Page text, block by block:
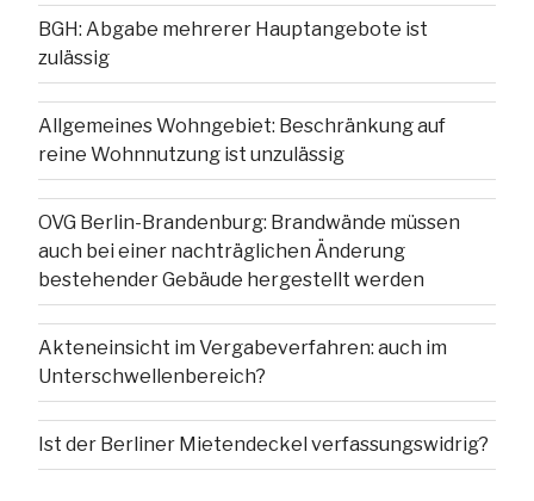
BGH: Abgabe mehrerer Hauptangebote ist
zulässig
Allgemeines Wohngebiet: Beschränkung auf
reine Wohnnutzung ist unzulässig
OVG Berlin-Brandenburg: Brandwände müssen
auch bei einer nachträglichen Änderung
bestehender Gebäude hergestellt werden
Akteneinsicht im Vergabeverfahren: auch im
Unterschwellenbereich?
Ist der Berliner Mietendeckel verfassungswidrig?